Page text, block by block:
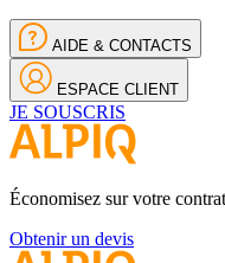
AIDE & CONTACTS
ESPACE CLIENT
JE SOUSCRIS
Économisez sur votre
Obtenir un devis